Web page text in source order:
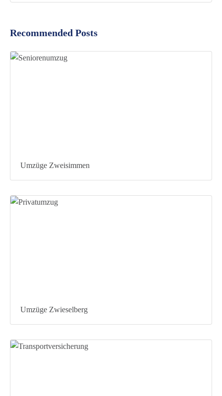
Recommended Posts
Umzüge Zweisimmen
Umzüge Zwieselberg